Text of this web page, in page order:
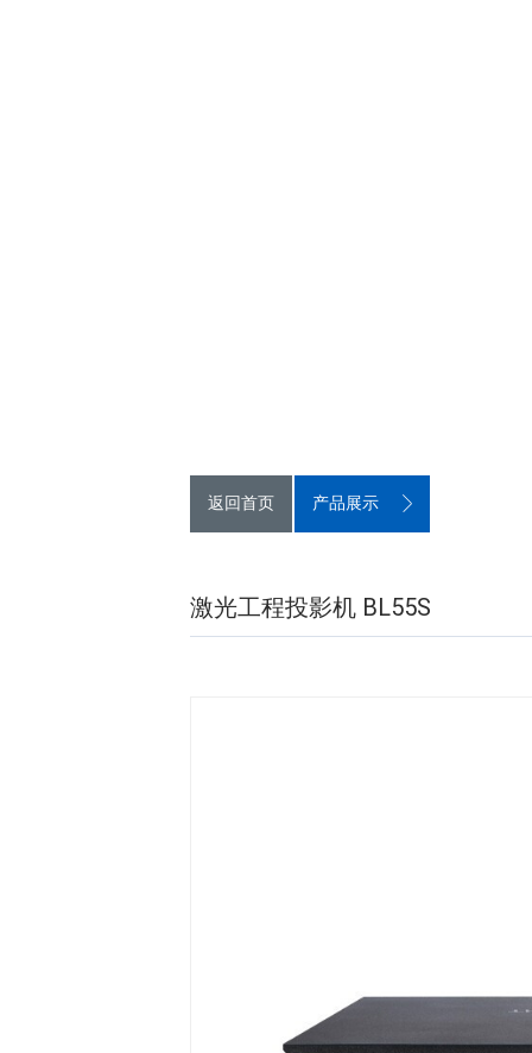
返回首页 产品展示
激光工程投影机 BL55S